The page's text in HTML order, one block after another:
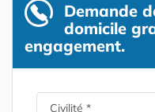
Demande
domicile
engagement.